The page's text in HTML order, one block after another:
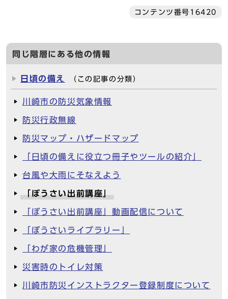
コンテンツ番号16420
同じ階層にある他の情報
日頃の備え （この記事の分類）
川崎市の防災気象情報
防災行政無線
防災マップ・ハザードマップ
「日頃の備えに役立つ冊子やツールの紹介」
台風や大雨にそなえよう
「ぼうさい出前講座」
「ぼうさい出前講座」動画配信について
「ぼうさいライブラリー」
「わが家の危機管理」
災害時のトイレ対策
川崎市防災インストラクター登録制度について